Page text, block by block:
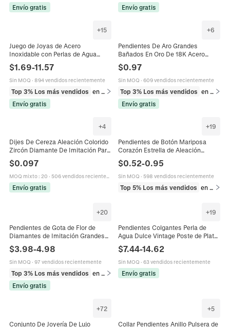
Envío gratis Envío gratis
+15
Juego de Joyas de Acero
Inoxidable con Perlas de Agua
Collar Pulsera Pendientes
$1.69-11.57
Sin MOQ · 894 vendidos recientemente
Top 3% Los más vendidos
Envío gratis
+6
Pendientes De Aro Grandes
Bañados En Oro De 18K Acero
Geométrico Joyería Para Mujer
$0.97
Sin MOQ · 609 vendidos recientemente
Top 3% Los más vendidos
Envío gratis
+4
Dijes De Cereza Aleación Colorido
Zircón Diamante De Imitación Para
Fabricación De Joyas Pendientes
Collar Estilo Dulce
$0.097
MOQ mixto: 20 · 506 vendidos recientemente
Envío gratis
+19
Pendientes de Botón Mariposa
Corazón Estrella de Aleación
Strass Con Poste de Plata de Ley
925 Para Mujer Joyería Regalo
$0.52-0.95
Sin MOQ · 598 vendidos recientemente
Top 5% Los más vendidos en Pendientes
+20
Pendientes de Gota de Flor de
Diamantes de Imitación Grandes
Exagerados para Mujer Joyería de
Aleación de Corte Marquise de Lujo
Boda Fiesta
$3.98-4.98
Sin MOQ · 97 vendidos recientemente
Top 3% Los más vendidos
en Pendientes
Envío gratis
+19
Pendientes Colgantes Perla de
Agua Dulce Vintage Poste de Plata
de Ley 925 Aleación Strass Racimo
de Uvas Joyas para Mujer
$7.44-14.62
Sin MOQ · 63 vendidos recientemente
Envío gratis
+72
Conjunto De Joyería De Lujo
+5
Collar Pendientes Anillo Pulsera de